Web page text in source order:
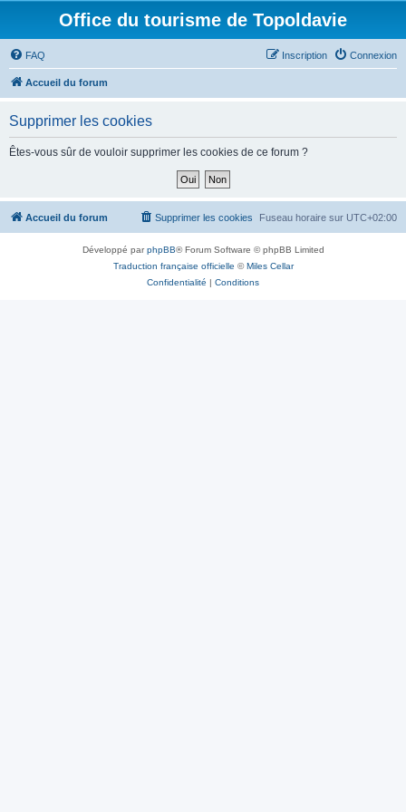
Office du tourisme de Topoldavie
FAQ Connexion
Inscription
Accueil du forum
Supprimer les cookies
Êtes-vous sûr de vouloir supprimer les cookies de ce forum ?
Accueil du forum Fuseau horaire sur UTC+02:00
Supprimer les cookies
Développé parphpBB® Forum Software © phpBB Limited
Traduction française officielle ©Miles Cellar
Confidentialité | Conditions